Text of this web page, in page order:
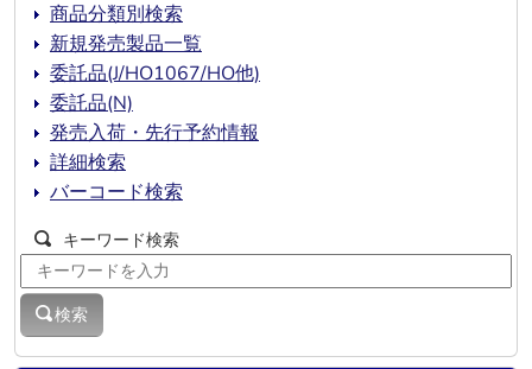
商品分類別検索
新規発売製品一覧
委託品(J/HO1067/HO他)
委託品(N)
発売入荷・先行予約情報
詳細検索
バーコード検索
キーワード検索
検索